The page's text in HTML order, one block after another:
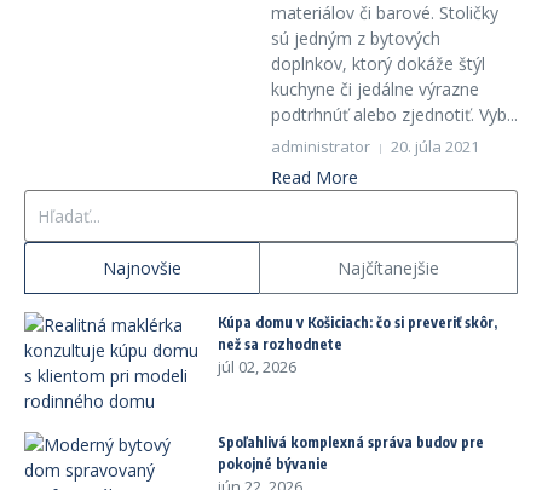
materiálov či barové. Stoličky
sú jedným z bytových
doplnkov, ktorý dokáže štýl
kuchyne či jedálne výrazne
podtrhnúť alebo zjednotiť. Vyb...
administrator 20. júla 2021
Read More
Najnovšie Najčítanejšie
Kúpa domu v Košiciach: čo si preveriť skôr,
než sa rozhodnete
júl 02, 2026
Spoľahlivá komplexná správa budov pre
pokojné bývanie